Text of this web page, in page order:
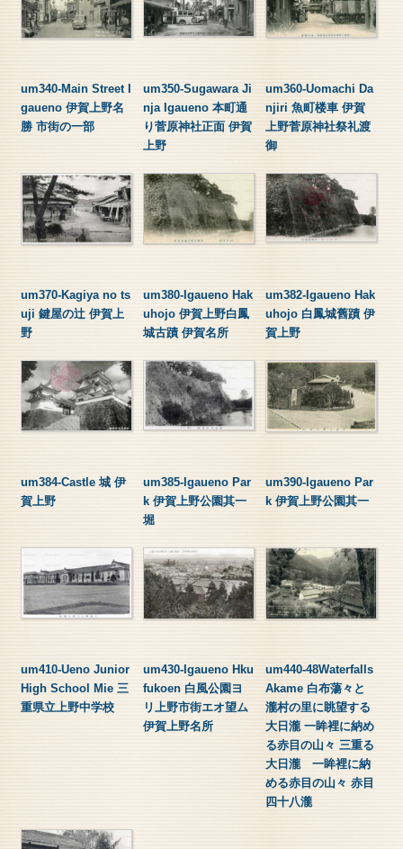
um340-Main Street I
gaueno 伊賀上野名
勝 市街の一部
um350-Sugawara Ji
nja Igaueno 本町通
り菅原神社正面 伊賀
上野
um360-Uomachi Da
njiri 魚町楼車 伊賀
上野菅原神社祭礼渡
御
um370-Kagiya no ts
uji 鍵屋の辻 伊賀上
野
um380-Igaueno Hak
uhojo 伊賀上野白鳳
城古蹟 伊賀名所
um382-Igaueno Hak
uhojo 白鳳城舊蹟 伊
賀上野
um384-Castle 城 伊
賀上野
um385-Igaueno Par
k 伊賀上野公園其一
堀
um390-Igaueno Par
k 伊賀上野公園其一
um410-Ueno Junior
High School Mie 三
重県立上野中学校
um430-Igaueno Hku
fukoen 白風公園ヨ
リ上野市街エオ望ム
伊賀上野名所
um440-48Waterfalls
Akame 白布蕩々と
瀧村の里に眺望する
大日瀧 一眸裡に納め
る赤目の山々 三重る
大日瀧 一眸裡に納
める赤目の山々 赤目
四十八瀧